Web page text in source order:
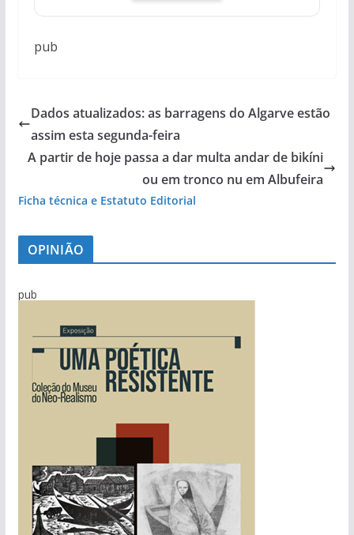
pub
Dados atualizados: as barragens do Algarve estão
assim esta segunda-feira
A partir de hoje passa a dar multa andar de bikíni
ou em tronco nu em Albufeira
Ficha técnica e Estatuto Editorial
OPINIÃO
pub